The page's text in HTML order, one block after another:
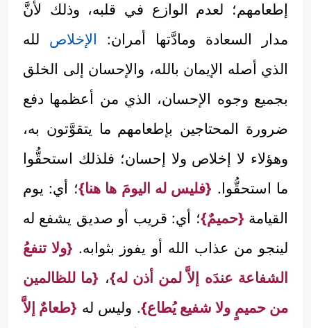
إطعامهم؛ لعدم الوازع في قلبه، وذلك لأنَّ
مدار السعادة ومادَّتها أمران: الإخلاص لله
الذي أصله الإيمان بالله، والإحسان إلى الخلق
بجميع وجوه الإحسان، الذي من أعظمها دفع
ضرورة المحتاجين بإطعامهم ما يتقوَّتون به،
وهؤلاء لا إخلاص ولا إحسان؛ فلذلك استحقُّوا
ما استحقُّوا. {فليس له اليومَ ها هنا}؛ أي: يوم
القيامة {حميمٌ}؛ أي: قريب أو صديق يشفع له
لينجو من عذاب الله أو يفوز بثوابه. {ولا تنفعُ
الشفاعة عندَه إلاَّ لمن أذن له}، {ما للظالمين
من حميمٍ ولا شفيع يُطاع}. وليس له {طعامٌ إلاَّ